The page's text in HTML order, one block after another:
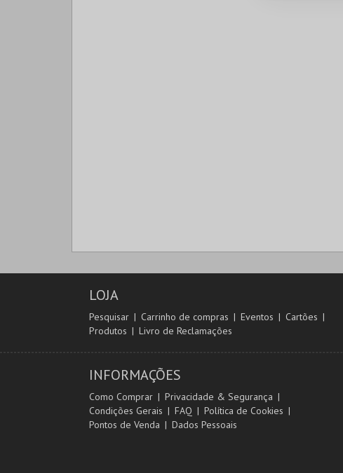
LOJA
Pesquisar Carrinho de compras Eventos
Cartões
Produtos
Livro de Reclamações
INFORMAÇÕES
Como Comprar
Privacidade & Segurança
Condições Gerais
FAQ
Política de Cookies
Pontos de Venda
Dados Pessoais